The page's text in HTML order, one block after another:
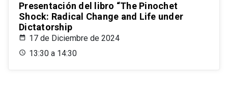
Presentación del libro “The Pinochet
Shock: Radical Change and Life under
Dictatorship
17 de Diciembre de 2024
13:30 a 14:30